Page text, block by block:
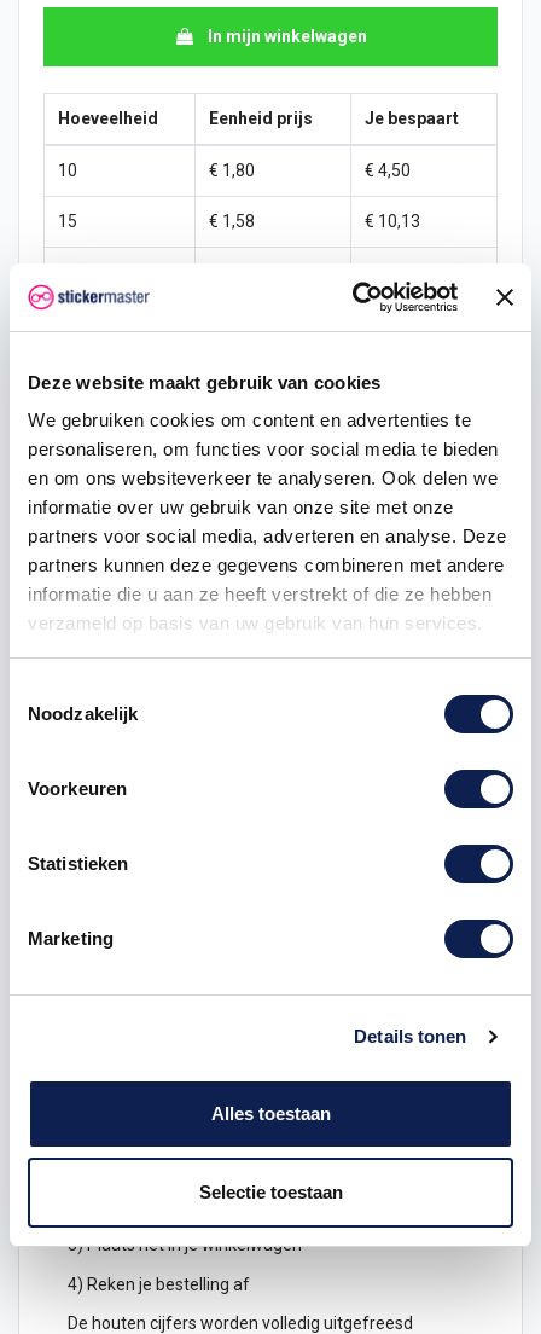
Deze website maakt gebruik van cookies
We gebruiken cookies om content en advertenties te
personaliseren, om functies voor social media te bieden
en om ons websiteverkeer te analyseren. Ook delen we
informatie over uw gebruik van onze site met onze
partners voor social media, adverteren en analyse. Deze
partners kunnen deze gegevens combineren met andere
informatie die u aan ze heeft verstrekt of die ze hebben
verzameld op basis van uw gebruik van hun services.
Noodzakelijk
Voorkeuren
Statistieken
Marketing
Details tonen
Alles toestaan
Selectie toestaan
In mijn winkelwagen
Hoeveelheid Eenheid prijs Je bespaart
10 € 1,80 € 4,50
15 € 1,58 € 10,13
€ 1,24
200 € 1,13 € 225,00
500 € 0,90 € 675,00
€ 0,68 € 1.181,25
De Houten
uitermate geschikt voor binnen gebruik. Hoe moet je
1) Geef aan welke formaat je wenst te ontvangen, de
3) Plaats het in je winkelwagen
4) Reken je bestelling af
De houten cijfers worden volledig uitgefreesd